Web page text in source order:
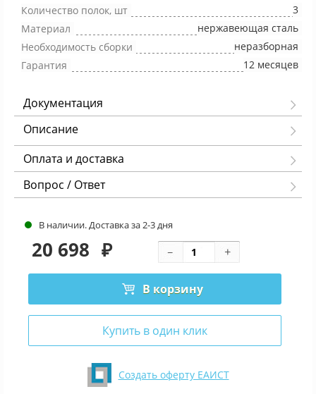
Количество полок, шт
3
Материал
нержавеющая сталь
Необходимость сборки
неразборная
Гарантия
12 месяцев
Документация
Описание
Оплата и доставка
Вопрос / Ответ
В наличии. Доставка за 2-3 дня
20 698 ₽
В корзину
Купить в один клик
Создать оферту ЕАИСТ